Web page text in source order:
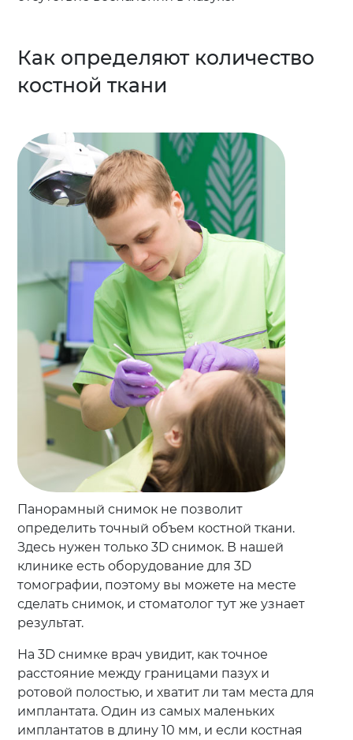
Как определяют количество
костной ткани
Панорамный снимок не позволит
определить точный объем костной ткани.
Здесь нужен только 3D снимок. В нашей
клинике есть оборудование для 3D
томографии, поэтому вы можете на месте
сделать снимок, и стоматолог тут же узнает
результат.
На 3D снимке врач увидит, как точное
расстояние между границами пазух и
ротовой полостью, и хватит ли там места для
имплантата. Один из самых маленьких
имплантатов в длину 10 мм, и если костная